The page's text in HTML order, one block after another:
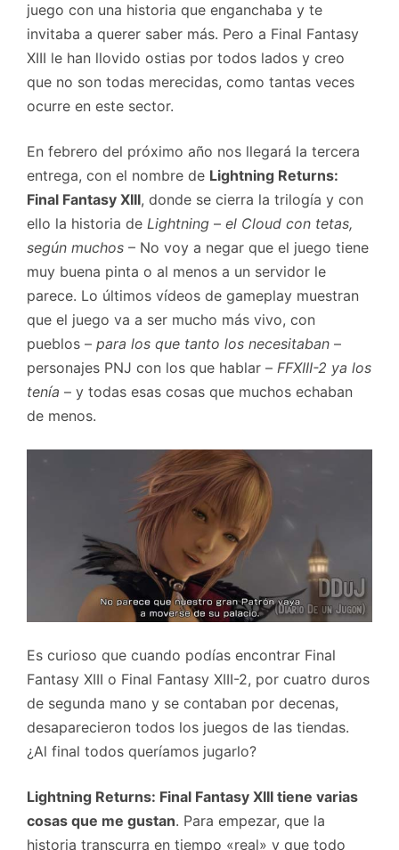
juego con una historia que enganchaba y te
invitaba a querer saber más. Pero a Final Fantasy
XIII le han llovido ostias por todos lados y creo
que no son todas merecidas, como tantas veces
ocurre en este sector.
En febrero del próximo año nos llegará la tercera
entrega, con el nombre de Lightning Returns:
Final Fantasy XIII, donde se cierra la trilogía y con
ello la historia de Lightning – el Cloud con tetas,
según muchos – No voy a negar que el juego tiene
muy buena pinta o al menos a un servidor le
parece. Lo últimos vídeos de gameplay muestran
que el juego va a ser mucho más vivo, con
pueblos – para los que tanto los necesitaban –
personajes PNJ con los que hablar – FFXIII-2 ya los
tenía – y todas esas cosas que muchos echaban
de menos.
Es curioso que cuando podías encontrar Final
Fantasy XIII o Final Fantasy XIII-2, por cuatro duros
de segunda mano y se contaban por decenas,
desaparecieron todos los juegos de las tiendas.
¿Al final todos queríamos jugarlo?
Lightning Returns: Final Fantasy XIII tiene varias
cosas que me gustan. Para empezar, que la
historia transcurra en tiempo «real» y que todo